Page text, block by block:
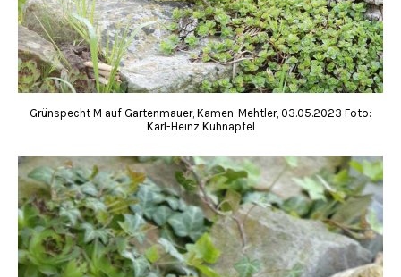
Grünspecht M auf Gartenmauer, Kamen-Mehtler, 03.05.2023 Foto:
Karl-Heinz Kühnapfel